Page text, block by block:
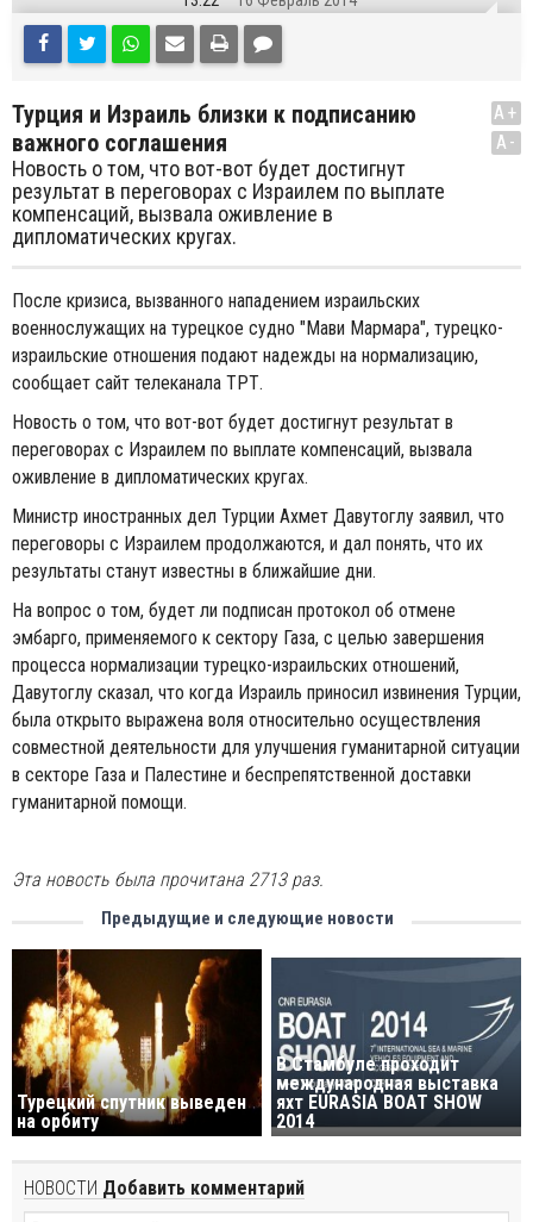
Турция и Израиль близки к подписанию
важного соглашения
Новость о том, что вот-вот будет достигнут
результат в переговорах с Израилем по выплате
компенсаций, вызвала оживление в
дипломатических кругах.
A+
A-
После кризиса, вызванного нападением израильских
военнослужащих на турецкое судно "Мави Мармара", турецко-
израильские отношения подают надежды на нормализацию,
сообщает сайт телеканала ТРТ.
Новость о том, что вот-вот будет достигнут результат в
переговорах с Израилем по выплате компенсаций, вызвала
оживление в дипломатических кругах.
Министр иностранных дел Турции Ахмет Давутоглу заявил, что
переговоры с Израилем продолжаются, и дал понять, что их
результаты станут известны в ближайшие дни.
На вопрос о том, будет ли подписан протокол об отмене
эмбарго, применяемого к сектору Газа, с целью завершения
процесса нормализации турецко-израильских отношений,
Давутоглу сказал, что когда Израиль приносил извинения Турции,
была открыто выражена воля относительно осуществления
совместной деятельности для улучшения гуманитарной ситуации
в секторе Газа и Палестине и беспрепятственной доставки
гуманитарной помощи.
Эта новость была прочитана 2713 раз.
Предыдущие и следующие новости
Турецкий спутник выведен
на орбиту
В Стамбуле проходит
международная выставка
яхт EURASIA BOAT SHOW
2014
НОВОСТИ Добавить комментарий